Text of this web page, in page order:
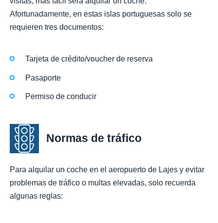
Afortunadamente, en estas islas portuguesas solo se
requieren tres documentos:
Tarjeta de crédito/voucher de reserva
Pasaporte
Permiso de conducir
Normas de tráfico
Para alquilar un coche en el aeropuerto de Lajes y evitar
problemas de tráfico o multas elevadas, solo recuerda
algunas reglas: